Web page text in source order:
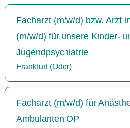
Facharzt (m/w/d) bzw. Arzt
(m/w/d) für unsere Kinder-
Jugendpsychiatrie
Frankfurt (Oder)
Facharzt (m/w/d) für
Ambulanten OP